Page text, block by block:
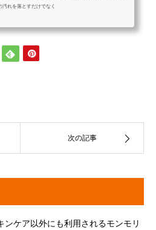
汚れを落とすだけでなく
次の記事
ンケア以外にも利用されるモンモリ